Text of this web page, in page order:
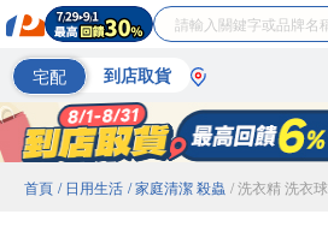
宅配 到店取貨
首頁 / 日用生活 / 家庭清潔 殺蟲 / 洗衣精 洗衣球